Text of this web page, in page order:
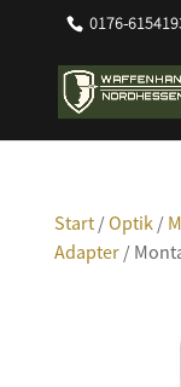
0176-
Start/Optik/
Adapter/